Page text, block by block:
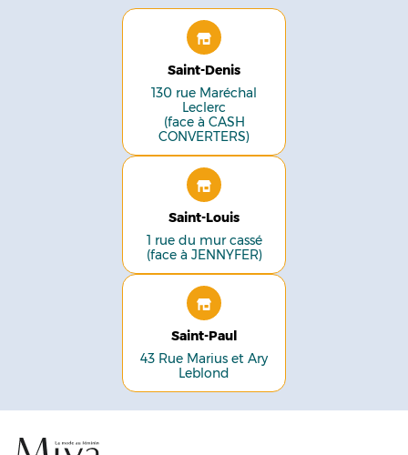
Saint-Denis
130 rue Maréchal
Leclerc
(face à CASH
CONVERTERS)
Saint-Louis
1 rue du mur cassé
(face à JENNYFER)
Saint-Paul
43 Rue Marius et Ary
Leblond